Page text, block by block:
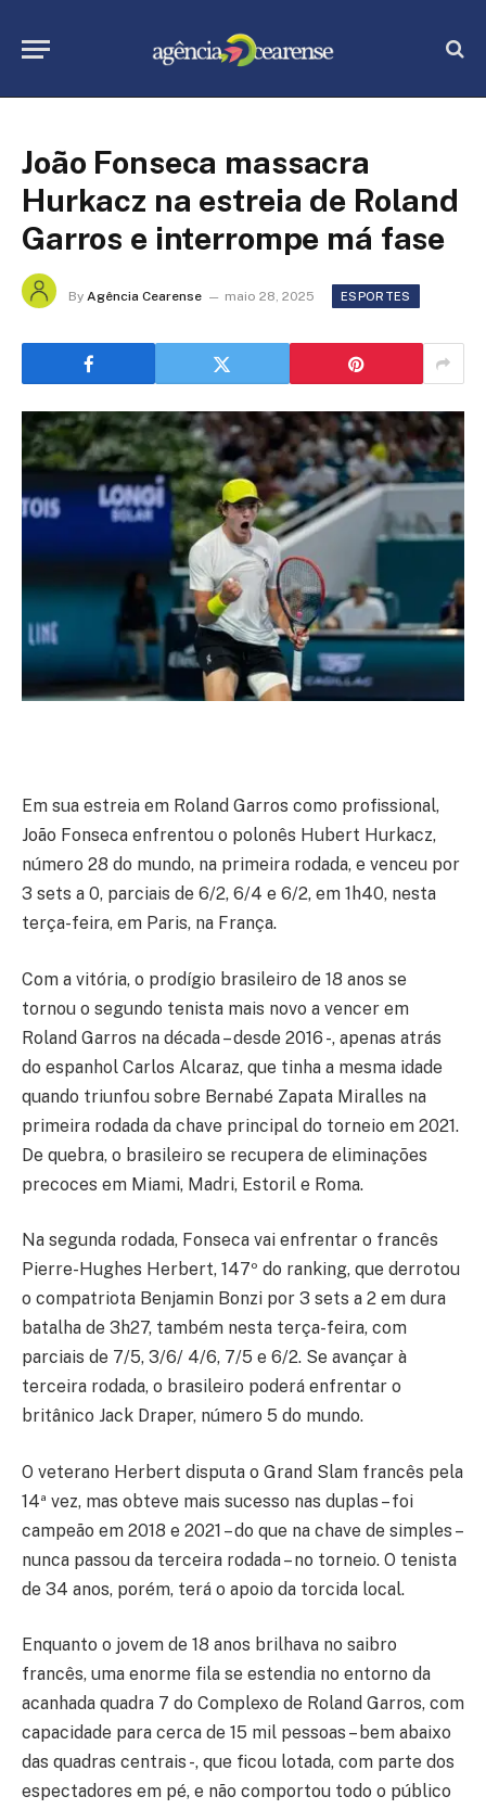
João Fonseca massacra
Hurkacz na estreia de Roland
Garros e interrompe má fase
By Agência Cearense maio 28, 2025 ESPORTES
Em sua estreia em Roland Garros como profissional,
João Fonseca enfrentou o polonês Hubert Hurkacz,
número 28 do mundo, na primeira rodada, e venceu por
3 sets a 0, parciais de 6/2, 6/4 e 6/2, em 1h40, nesta
terça-feira, em Paris, na França.
Com a vitória, o prodígio brasileiro de 18 anos se
tornou o segundo tenista mais novo a vencer em
Roland Garros na década – desde 2016 -, apenas atrás
do espanhol Carlos Alcaraz, que tinha a mesma idade
quando triunfou sobre Bernabé Zapata Miralles na
primeira rodada da chave principal do torneio em 2021.
De quebra, o brasileiro se recupera de eliminações
precoces em Miami, Madri, Estoril e Roma.
Na segunda rodada, Fonseca vai enfrentar o francês
Pierre-Hughes Herbert, 147º do ranking, que derrotou
o compatriota Benjamin Bonzi por 3 sets a 2 em dura
batalha de 3h27, também nesta terça-feira, com
parciais de 7/5, 3/6/ 4/6, 7/5 e 6/2. Se avançar à
terceira rodada, o brasileiro poderá enfrentar o
britânico Jack Draper, número 5 do mundo.
O veterano Herbert disputa o Grand Slam francês pela
14ª vez, mas obteve mais sucesso nas duplas – foi
campeão em 2018 e 2021 – do que na chave de simples –
nunca passou da terceira rodada – no torneio. O tenista
de 34 anos, porém, terá o apoio da torcida local.
Enquanto o jovem de 18 anos brilhava no saibro
francês, uma enorme fila se estendia no entorno da
acanhada quadra 7 do Complexo de Roland Garros, com
capacidade para cerca de 15 mil pessoas – bem abaixo
das quadras centrais -, que ficou lotada, com parte dos
espectadores em pé, e não comportou todo o público